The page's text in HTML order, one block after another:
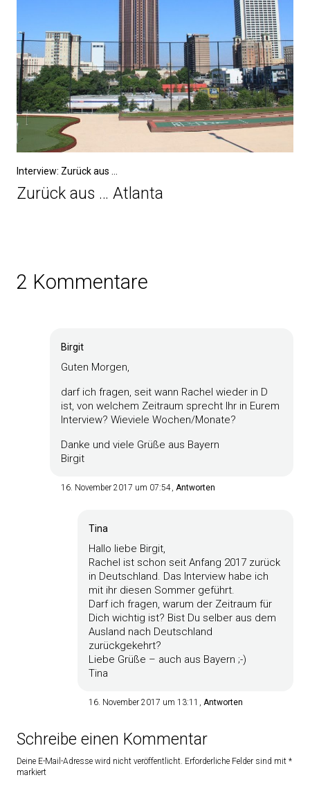
Interview: Zurück aus ...
Zurück aus … Atlanta
2 Kommentare
Birgit
Guten Morgen,
darf ich fragen, seit wann Rachel wieder in D
ist, von welchem Zeitraum sprecht Ihr in Eurem
Interview? Wieviele Wochen/Monate?
Danke und viele Grüße aus Bayern
Birgit
16. November 2017 um 07:54 Antworten
Tina
Hallo liebe Birgit,
Rachel ist schon seit Anfang 2017 zurück
in Deutschland. Das Interview habe ich
mit ihr diesen Sommer geführt.
Darf ich fragen, warum der Zeitraum für
Dich wichtig ist? Bist Du selber aus dem
Ausland nach Deutschland
zurückgekehrt?
Liebe Grüße – auch aus Bayern ;-)
Tina
16. November 2017 um 13:11 Antworten
Schreibe einen Kommentar
Deine E-Mail-Adresse wird nicht veröffentlicht. Erforderliche Felder sind mit *
markiert